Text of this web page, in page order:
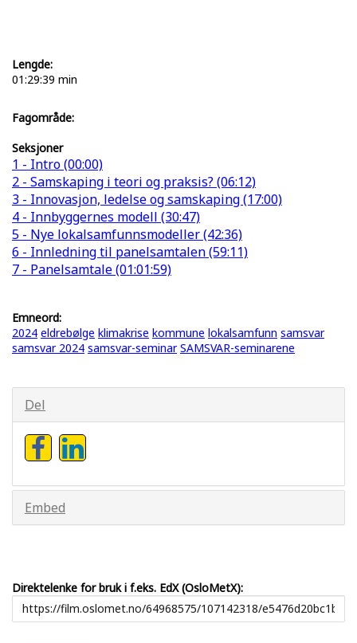
Lengde:
01:29:39 min
Fagområde:
Seksjoner
1 - Intro (00:00)
2 - Samskaping i teori og praksis? (06:12)
3 - Innovasjon, ledelse og samskaping (17:00)
4 - Innbyggernes modell (30:47)
5 - Nye lokalsamfunnsmodeller (42:36)
6 - Innledning til panelsamtalen (59:11)
7 - Panelsamtale (01:01:59)
Emneord:
2024 eldrebølge klimakrise kommune lokalsamfunn samsvar
samsvar 2024 samsvar-seminar SAMSVAR-seminarene
Del
Embed
Direktelenke for bruk i f.eks. EdX (OsloMetX):